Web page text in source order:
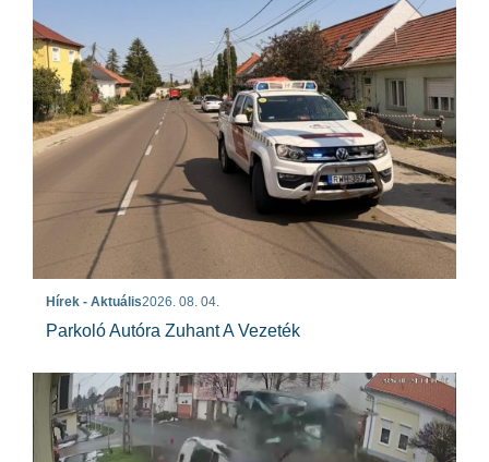
Hírek - Aktuális2026. 08. 04.
Parkoló Autóra Zuhant A Vezeték